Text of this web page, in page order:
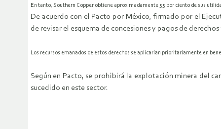
En tanto, Southern Copper obtiene aproximadamente 55 por ciento de sus
De acuerdo con el Pacto por México, firmado por el
de revisar el esquema de concesiones y pagos de
Los recursos emanados de estos derechos se aplicarían prioritariamente en
Según en Pacto, se prohibirá la explotación minera del
sucedido en este sector.